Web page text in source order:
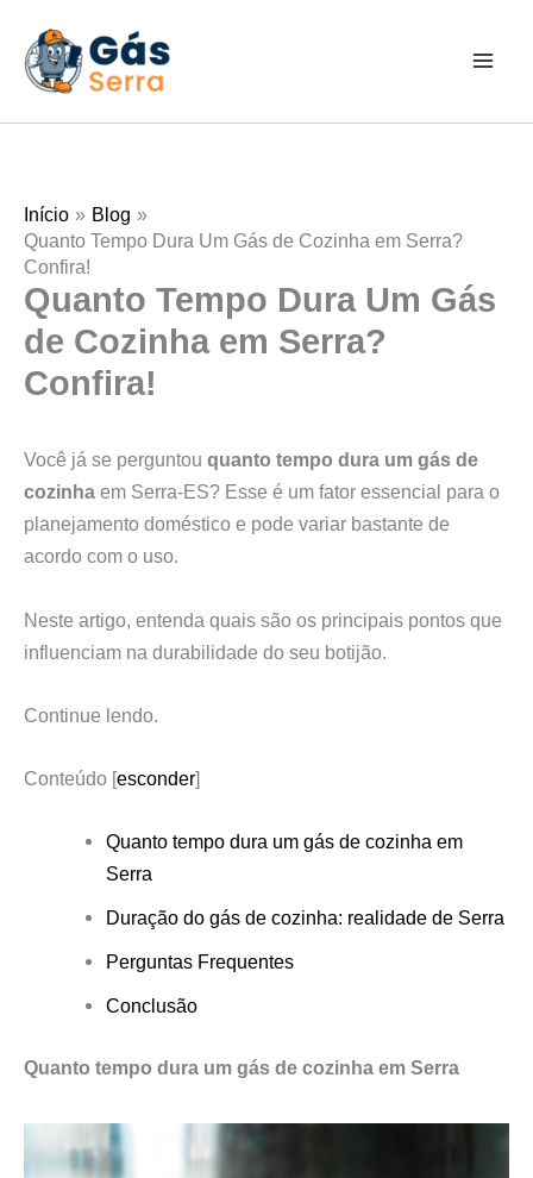
para
Início
Blog
Quanto Tempo Dura Um Gás de Cozinha em Serra?
Confira!
Quanto Tempo Dura Um Gás
de Cozinha em Serra?
Confira!
Você já se perguntou quanto tempo dura um gás de
cozinha em Serra-ES? Esse é um fator essencial para o
planejamento doméstico e pode variar bastante de
acordo com o uso.
Neste artigo, entenda quais são os principais pontos que
influenciam na durabilidade do seu botijão.
Continue lendo.
Conteúdo [esconder]
Quanto tempo dura um gás de cozinha em
Serra
Duração do gás de cozinha: realidade de Serra
Perguntas Frequentes
Conclusão
Quanto tempo dura um gás de cozinha em Serra